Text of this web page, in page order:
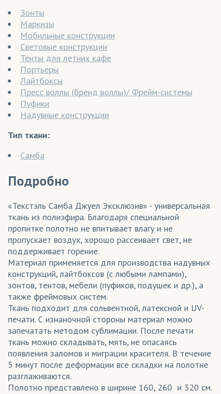
Зонты
Маркизы
Мобильные конструкции
Световые конструкции
Тенты для летних кафе
Портьеры
Лайтбоксы
Пресс воллы (бренд воллы)/ Фрейм-системы
Пуфики
Надувные конструкции
Тип ткани:
Самба
Подробно
«Текстэль Самба Джуел Эксклюзив» - универсальная
ткань из полиэфира. Благодаря специальной
пропитке полотно не впитывает влагу и не
пропускает воздух, хорошо рассеивает свет, не
поддерживает горение.
Материал применяется для производства надувных
конструкций, лайтбоксов (с любыми лампами),
зонтов, тентов, мебели (пуфиков, подушек и др.), а
также фреймовых систем.
Ткань подходит для сольвентной, латексной и UV-
печати. С изнаночной стороны материал можно
запечатать методом сублимации. После печати
ткань можно складывать, мять, не опасаясь
появления заломов и миграции красителя. В течение
5 минут после деформации все складки на полотне
разглаживаются.
Полотно представлено в ширине 160, 260 и 320 см.